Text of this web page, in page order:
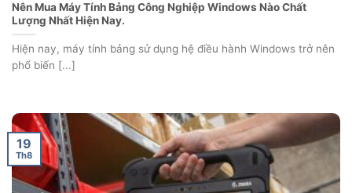
Nên Mua Máy Tính Bảng Công Nghiệp Windows Nào Chất
Lượng Nhất Hiện Nay.
Hiện nay, máy tính bảng sử dụng hệ điều hành Windows trở nên
phổ biến [...]
19
Th8